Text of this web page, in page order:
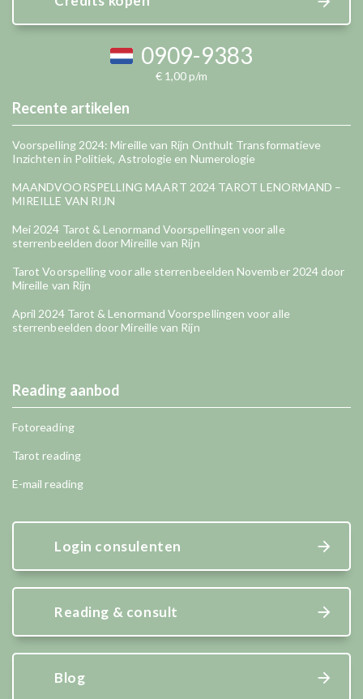
0909-9383
€ 1,00 p/m
Recente artikelen
Voorspelling 2024: Mireille van Rijn Onthult Transformatieve
Inzichten in Politiek, Astrologie en Numerologie
MAANDVOORSPELLING MAART 2024 TAROT LENORMAND –
MIREILLE VAN RIJN
Mei 2024 Tarot & Lenormand Voorspellingen voor alle
sterrenbeelden door Mireille van Rijn
Tarot Voorspelling voor alle sterrenbeelden November 2024 door
Mireille van Rijn
April 2024 Tarot & Lenormand Voorspellingen voor alle
sterrenbeelden door Mireille van Rijn
Reading aanbod
Fotoreading
Tarot reading
E-mail reading
Login consulenten
Reading & consult
Blog